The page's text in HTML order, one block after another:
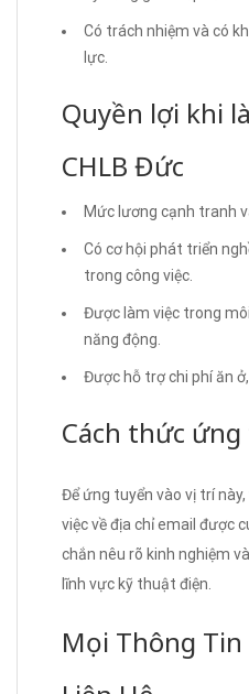
Có trách nhiệm và có
lực.
Quyền lợi khi
CHLB Đức
Mức lương cạnh tranh
Có cơ hội phát triển
trong công việc.
Được làm việc trong
năng động.
Được hỗ trợ chi phí ăn
Cách thức
Để ứng tuyển vào vị trí
việc về địa chỉ email được
chắn nêu rõ kinh nghiệm
lĩnh vực kỹ thuật điện.
Mọi Thông Tin